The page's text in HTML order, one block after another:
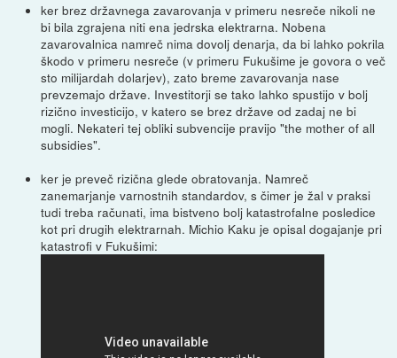
ker brez državnega zavarovanja v primeru nesreče nikoli ne
bi bila zgrajena niti ena jedrska elektrarna. Nobena
zavarovalnica namreč nima dovolj denarja, da bi lahko pokrila
škodo v primeru nesreče (v primeru Fukušime je govora o več
sto milijardah dolarjev), zato breme zavarovanja nase
prevzemajo države. Investitorji se tako lahko spustijo v bolj
rizično investicijo, v katero se brez države od zadaj ne bi
mogli. Nekateri tej obliki subvencije pravijo "the mother of all
subsidies".
ker je preveč rizična glede obratovanja. Namreč
zanemarjanje varnostnih standardov, s čimer je žal v praksi
tudi treba računati, ima bistveno bolj katastrofalne posledice
kot pri drugih elektrarnah. Michio Kaku je opisal dogajanje pri
katastrofi v Fukušimi: